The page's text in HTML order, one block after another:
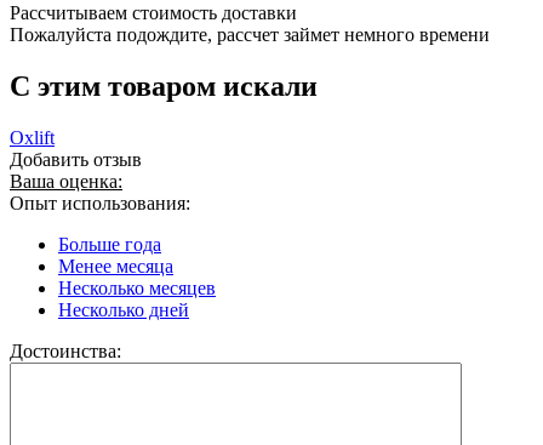
Рассчитываем стоимость доставки
Пожалуйста подождите, рассчет займет немного времени
C этим товаром искали
Oxlift
Добавить отзыв
Ваша оценка:
Опыт использования:
Больше года
Менее месяца
Несколько месяцев
Несколько дней
Достоинства: